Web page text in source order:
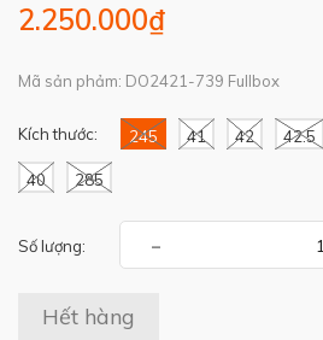
2.250.000₫
Mã sản phảm: DO2421-739 Fullbox
Kích thước: 245 41 42 42.5
40 285
Số lượng: -
Hết hàng